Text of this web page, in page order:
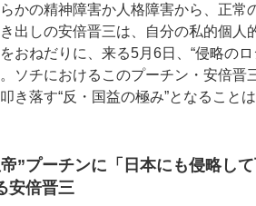
かの精神障害か人格障害から、正常
出しの安倍晋三は、自分の私的個人
おねだりに、来る5月6日、“侵略の
ソチにおけるこのプーチン・安倍晋
き落す“反・国益の極み”となること
”プーチンに「日本にも侵略し
安倍晋三